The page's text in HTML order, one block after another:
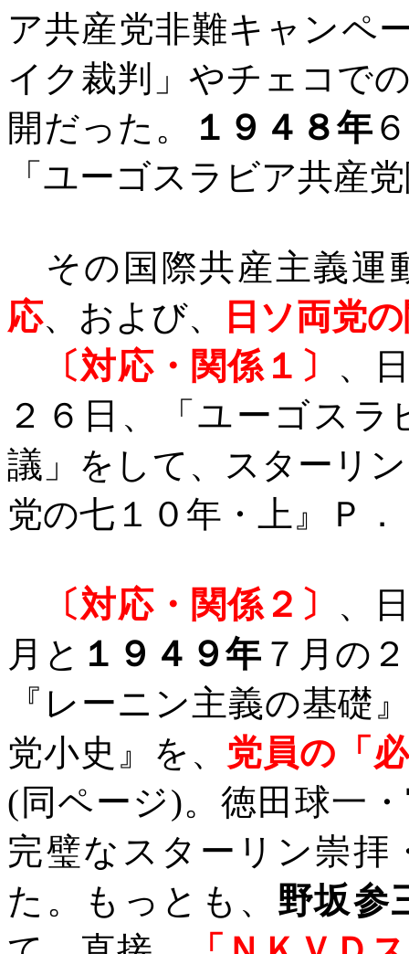
ア共産党非難キャンペ
イク裁判」やチェコで
開だった。
１９４８年
「ユーゴスラビア共産
その国際共産主義運
応、および、
日ソ両党
〔対応・関係１〕
、
２６日、「ユーゴス
議」をして、スターリ
党の七１０年・上』Ｐ
〔対応・関係２〕
、
月と １９４９年 ７月の
『レーニン主義の基礎
党小史』を、 党員の「
( 同ページ)。徳田球一
完璧なスターリン崇拝
た。もっとも、 野坂参